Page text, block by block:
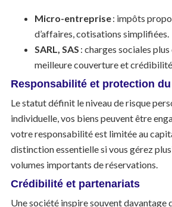
Micro-entreprise: impôts
d’affaires, cotisations simplifiées.
SARL, SAS : charges sociales plus
meilleure couverture et
Responsabilité et protection
Le statut définit le niveau de risque
individuelle, vos biens peuvent être
votre responsabilité est limitée au
distinction essentielle si vous gérez
volumes importants de réservations.
Crédibilité et partenariats
Une société inspire souvent davantage